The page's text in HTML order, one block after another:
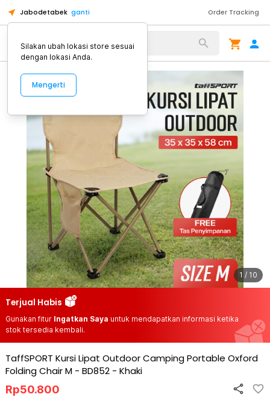
Jabodetabek ganti Order Tracking
Alat Kopi
1 / 10
Terjual Habis
Gunakan fitur Ingatkan Saya untuk mendapatkan informasi ketika
stok tersedia kembali.
TaffSPORT Kursi Lipat Outdoor Camping Portable Oxford
Folding Chair M - BD852 - Khaki
Rp50.800
Silakan ubah lokasi store sesuai
dengan lokasi Anda.
Mengerti